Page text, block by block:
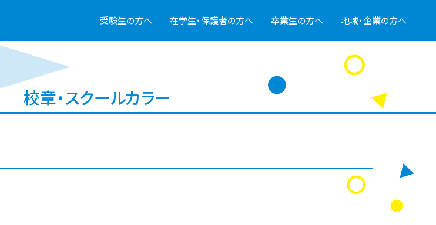
受験生の方へ 在学生・保護者の方へ 卒業生の方へ 地域・企業の方へ
校章・スクールカラー